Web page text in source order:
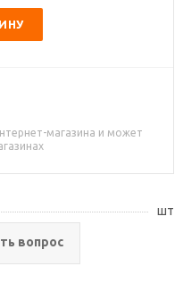
магазина и может
шт
вопрос